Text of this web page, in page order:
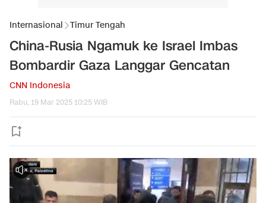
Internasional Timur Tengah
China-Rusia Ngamuk ke Israel Imbas
Bombardir Gaza Langgar Gencatan
CNN Indonesia
Rabu, 19 Mar 2025 10:25 WIB